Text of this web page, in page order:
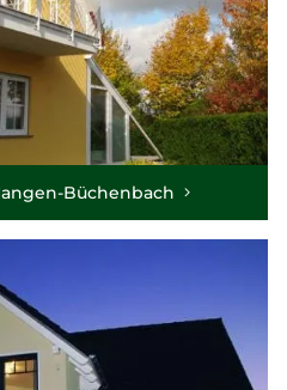
Büchenbach